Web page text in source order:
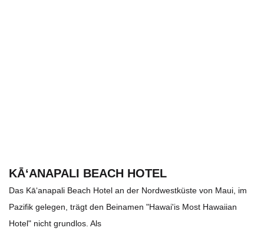
KĀ‘ANAPALI BEACH HOTEL
Das Kā‘anapali Beach Hotel an der Nordwestküste von Maui, im
Pazifik gelegen, trägt den Beinamen "Hawai'is Most Hawaiian
Hotel" nicht grundlos. Als